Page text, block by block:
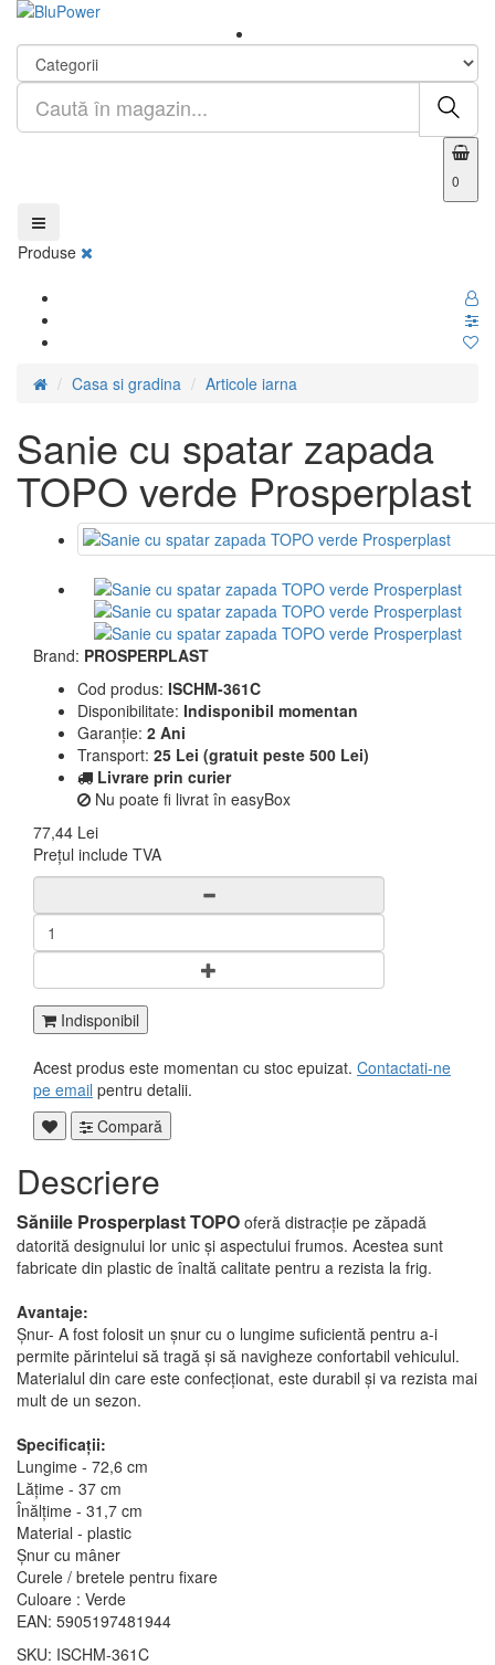
0
Produse
Casa si gradina Articole iarna
Sanie cu spatar zapada
TOPO verde Prosperplast
Brand: PROSPERPLAST
Cod produs: ISCHM-361C
Disponibilitate: Indisponibil momentan
Garanție: 2 Ani
Transport: 25 Lei (gratuit peste 500 Lei)
Livrare prin curier
Nu poate fi livrat în easyBox
77,44 Lei
Prețul include TVA
Indisponibil
Acest produs este momentan cu stoc epuizat. Contactati-ne
pe email pentru detalii.
Compară
Descriere
Săniile Prosperplast TOPO oferă distracție pe zăpadă
datorită designului lor unic și aspectului frumos. Acestea sunt
fabricate din plastic de înaltă calitate pentru a rezista la frig.
Avantaje:
Șnur- A fost folosit un șnur cu o lungime suficientă pentru a-i
permite părintelui să tragă și să navigheze confortabil vehiculul.
Materialul din care este confecționat, este durabil și va rezista mai
mult de un sezon.
Specificații:
Lungime - 72,6 cm
Lățime - 37 cm
Înălțime - 31,7 cm
Material - plastic
Șnur cu mâner
Curele / bretele pentru fixare
Culoare : Verde
EAN: 5905197481944
SKU: ISCHM-361C